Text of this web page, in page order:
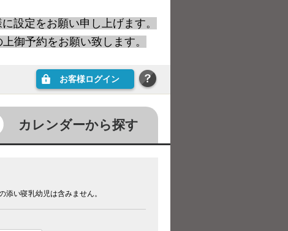
設定をお願い申し上げます。
御予約をお願い致します。
お客様ログイン
カレンダーから探す
添い寝乳幼児は含みません。